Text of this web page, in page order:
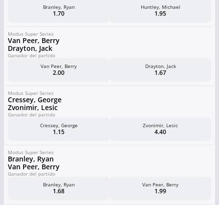
Branley, Ryan
1.70
Huntley, Michael
1.95
Modus Super Series
Van Peer, Berry
Drayton, Jack
Ganador del partido
Van Peer, Berry
2.00
Drayton, Jack
1.67
Modus Super Series
Cressey, George
Zvonimir, Lesic
Ganador del partido
Cressey, George
1.15
Zvonimir, Lesic
4.40
Modus Super Series
Branley, Ryan
Van Peer, Berry
Ganador del partido
Branley, Ryan
1.68
Van Peer, Berry
1.99